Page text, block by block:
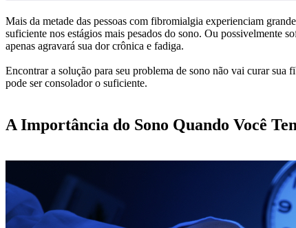
Mais da metade das pessoas com fibromialgia experienciam
suficiente nos estágios mais pesados do sono. Ou possivelmente
apenas agravará sua dor crônica e fadiga.
Encontrar a solução para seu problema de sono não vai curar sua
pode ser consolador o suficiente.
A Importância do Sono Quando Você